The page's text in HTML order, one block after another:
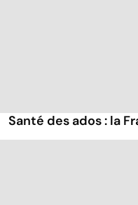
Santé des ados : la